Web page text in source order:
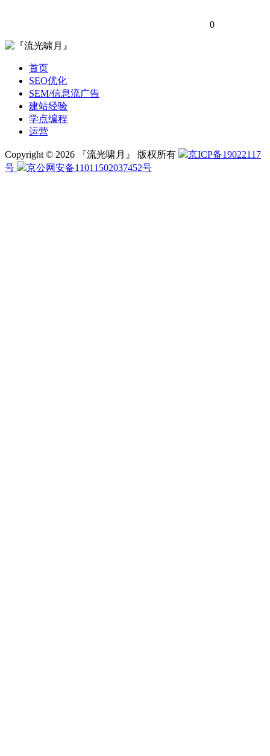
0
首页
SEO优化
SEM/信息流广告
建站经验
学点编程
运营
Copyright © 2026 『流光啸月』 版权所有
京ICP备19022117
号
京公网安备11011502037452号